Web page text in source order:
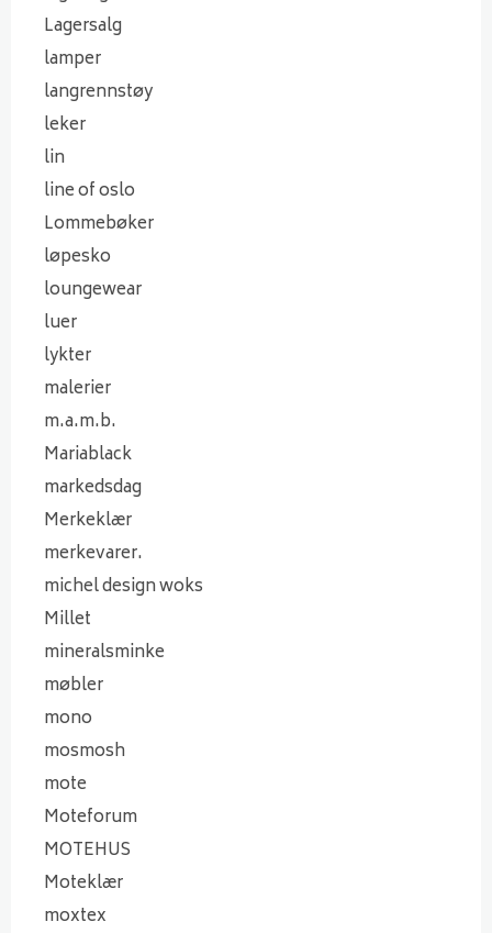
Lagersalg
lamper
langrennstøy
leker
lin
line of oslo
Lommebøker
løpesko
loungewear
luer
lykter
malerier
m.a.m.b.
Mariablack
markedsdag
Merkeklær
merkevarer.
michel design woks
Millet
mineralsminke
møbler
mono
mosmosh
mote
Moteforum
MOTEHUS
Moteklær
moxtex